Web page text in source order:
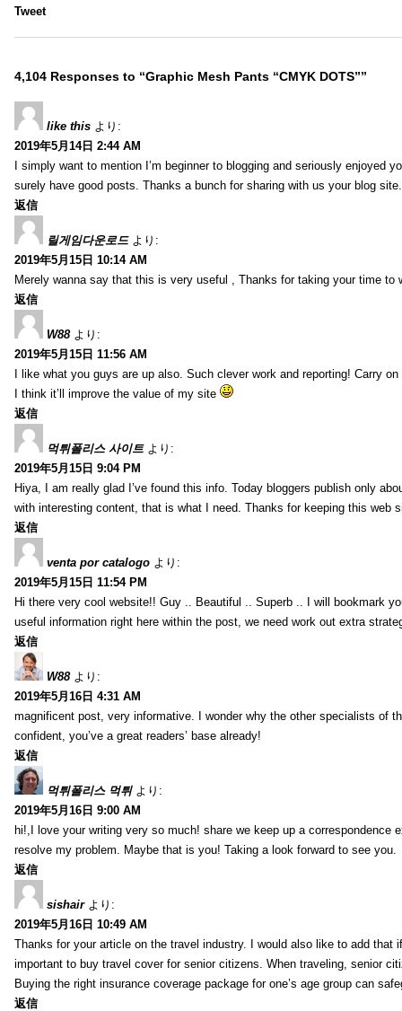
Tweet
4,104 Responses to “Graphic Mesh Pants “CMYK DOTS””
like this より:
2019年5月14日 2:44 AM
I simply want to mention I’m beginner to blogging and seriously enjoyed
surely have good posts. Thanks a bunch for sharing with us your blog site.
返信
릴게임다운로드 より:
2019年5月15日 10:14 AM
Merely wanna say that this is very useful , Thanks for taking your time to
返信
W88 より:
2019年5月15日 11:56 AM
I like what you guys are up also. Such clever work and reporting! Carry
I think it’ll improve the value of my site
返信
먹튀폴리스 사이트 より:
2019年5月15日 9:04 PM
Hiya, I am really glad I’ve found this info. Today bloggers publish only
with interesting content, that is what I need. Thanks for keeping this
返信
venta por catalogo より:
2019年5月15日 11:54 PM
Hi there very cool website!! Guy .. Beautiful .. Superb .. I will bookmark
useful information right here within the post, we need work out extra
返信
W88 より:
2019年5月16日 4:31 AM
magnificent post, very informative. I wonder why the other specialists of
confident, you’ve a great readers’ base already!
返信
먹튀폴리스 먹튀 より:
2019年5月16日 9:00 AM
hi!,I love your writing very so much! share we keep up a correspondence
resolve my problem. Maybe that is you! Taking a look forward to see you.
返信
sishair より:
2019年5月16日 10:49 AM
Thanks for your article on the travel industry. I would also like to add that
important to buy travel cover for senior citizens. When traveling, senior
Buying the right insurance coverage package for one’s age group can
返信